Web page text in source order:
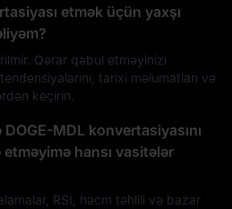
etmək üçün yaxşı
Qərar qəbul etməyinizi
tarixi məlumatları və
keçirin.
MDL konvertasiyasını
hansı vasitələr
RSI, həcm təhlili və bazar